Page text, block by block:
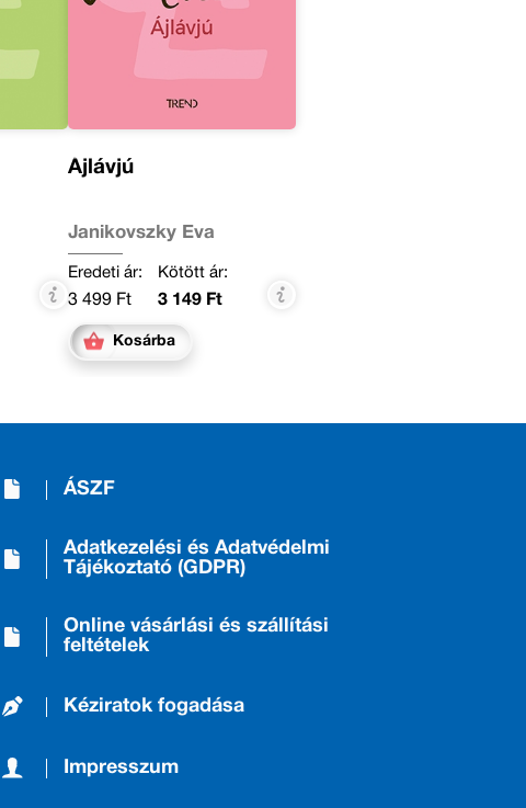
Ájlávjú
Janikovszky Éva
Eredeti ár:
3 499 Ft
Kötött ár:
3 149 Ft
Kosárba
ÁSZF
Adatkezelési és Adatvédelmi
Tájékoztató (GDPR)
Online vásárlási és szállítási
feltételek
Kéziratok fogadása
Impresszum